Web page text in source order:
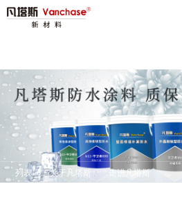
列表 关于凡塔斯 走进凡塔斯